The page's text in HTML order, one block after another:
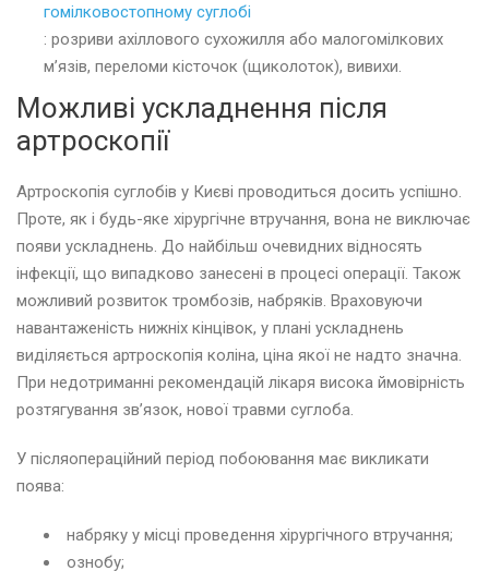
гомілковостопному суглобі
: розриви ахіллового сухожилля або малогомілкових
м’язів, переломи кісточок (щиколоток), вивихи.
Можливі ускладнення після
артроскопії
Артроскопія суглобів у Києві проводиться досить успішно.
Проте, як і будь-яке хірургічне втручання, вона не виключає
появи ускладнень. До найбільш очевидних відносять
інфекції, що випадково занесені в процесі операції. Також
можливий розвиток тромбозів, набряків. Враховуючи
навантаженість нижніх кінцівок, у плані ускладнень
виділяється артроскопія коліна, ціна якої не надто значна.
При недотриманні рекомендацій лікаря висока ймовірність
розтягування зв’язок, нової травми суглоба.
У післяопераційний період побоювання має викликати
поява:
набряку у місці проведення хірургічного втручання;
ознобу;